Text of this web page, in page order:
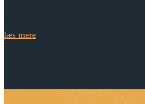
læs mere